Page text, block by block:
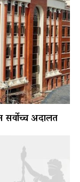
सर्वोच्च अदालत